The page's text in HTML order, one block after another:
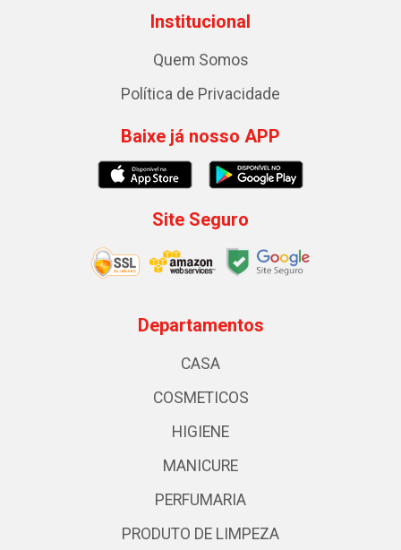
Institucional
Quem Somos
Política de Privacidade
Baixe já nosso APP
Site Seguro
Departamentos
CASA
COSMETICOS
HIGIENE
MANICURE
PERFUMARIA
PRODUTO DE LIMPEZA